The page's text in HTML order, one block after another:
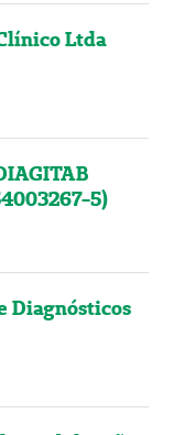
Ltda
5)
Diagnósticos